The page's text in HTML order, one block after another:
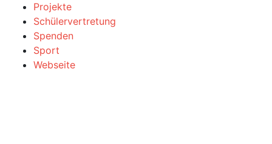
Projekte
Schülervertretung
Spenden
Sport
Webseite